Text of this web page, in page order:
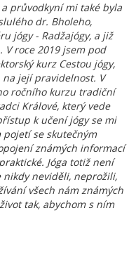
průvodkyní mi také byla
dr. Bholeho,
jógy - Radžajógy, a již
roce 2019 jsem pod
kurz Cestou jógy,
její pravidelnost. V
ročního kurzu tradiční
Králové, který vede
k učení jógy se mi
se skutečným
známých informací
Jóga totiž není
nikdy neviděli, neprožili,
všech nám známých
tak, abychom s ním